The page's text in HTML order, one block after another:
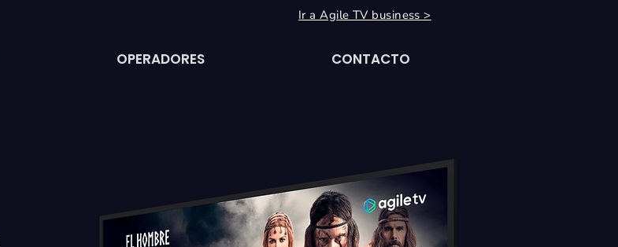
Ir a Agile TV business >
OPERADORES CONTACTO